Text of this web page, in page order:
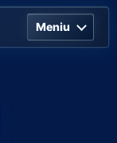
Meniu